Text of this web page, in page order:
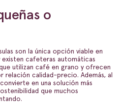
o
son la única opción viable en
cafeteras automáticas
utilizan café en grano y ofrecen
relación calidad-precio. Además, al
en una solución más
que muchos